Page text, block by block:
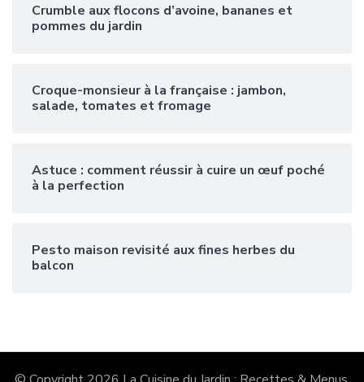
Crumble aux flocons d’avoine, bananes et
pommes du jardin
Croque-monsieur à la française : jambon,
salade, tomates et fromage
Astuce : comment réussir à cuire un œuf poché
à la perfection
Pesto maison revisité aux fines herbes du
balcon